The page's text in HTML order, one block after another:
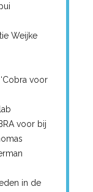
Weijke
voor
voor bij
in de